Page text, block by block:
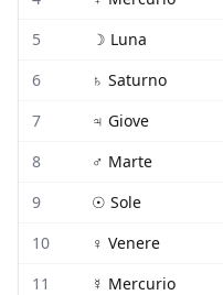
5
☽ Luna
6
♄ Saturno
7
♃ Giove
8
♂ Marte
9
☉ Sole
10
♀ Venere
11
☿ Mercurio